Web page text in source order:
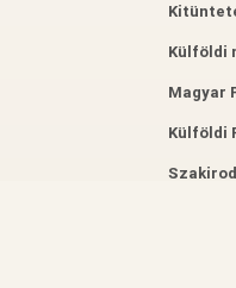
Külföldi
Magyar
Külföldi